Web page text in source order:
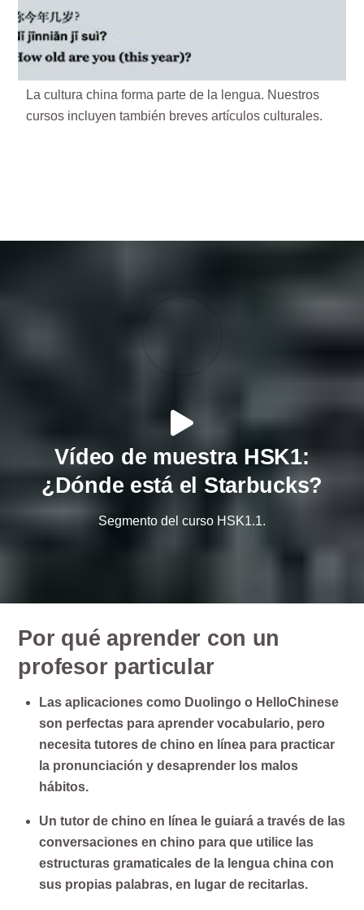
La cultura china forma parte de la lengua. Nuestros
cursos incluyen también breves artículos culturales.
Vídeo de muestra HSK1:
¿Dónde está el Starbucks?
Segmento del curso HSK1.1.
Por qué aprender con un
profesor particular
Las aplicaciones como Duolingo o HelloChinese
son perfectas para aprender vocabulario, pero
necesita tutores de chino en línea para practicar
la pronunciación y desaprender los malos
hábitos.
Un tutor de chino en línea le guiará a través de las
conversaciones en chino para que utilice las
estructuras gramaticales de la lengua china con
sus propias palabras, en lugar de recitarlas.